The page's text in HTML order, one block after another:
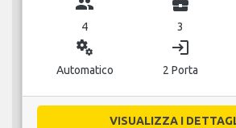
4 3
miscellaneous_services
Automatico
login
2 Porta
VISUALIZZA I